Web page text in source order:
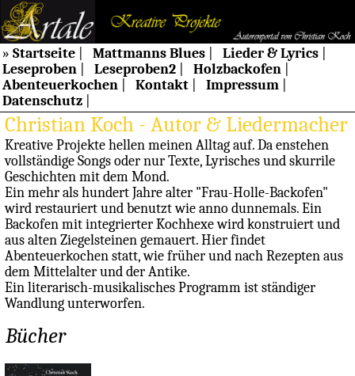
» Startseite Mattmanns Blues Lieder & Lyrics
Leseproben
Leseproben2 Holzbackofen
Abenteuerkochen
Kontakt Impressum
Datenschutz
Christian Koch - Autor & Liedermacher
Kreative Projekte hellen meinen Alltag auf. Da enstehen
vollständige Songs oder nur Texte, Lyrisches und skurrile
Geschichten mit dem Mond.
Ein mehr als hundert Jahre alter "Frau-Holle-Backofen"
wird restauriert und benutzt wie anno dunnemals. Ein
Backofen mit integrierter Kochhexe wird konstruiert und
aus alten Ziegelsteinen gemauert. Hier findet
Abenteuerkochen statt, wie früher und nach Rezepten aus
dem Mittelalter und der Antike.
Ein literarisch-musikalisches Programm ist ständiger
Wandlung unterworfen.
Bücher